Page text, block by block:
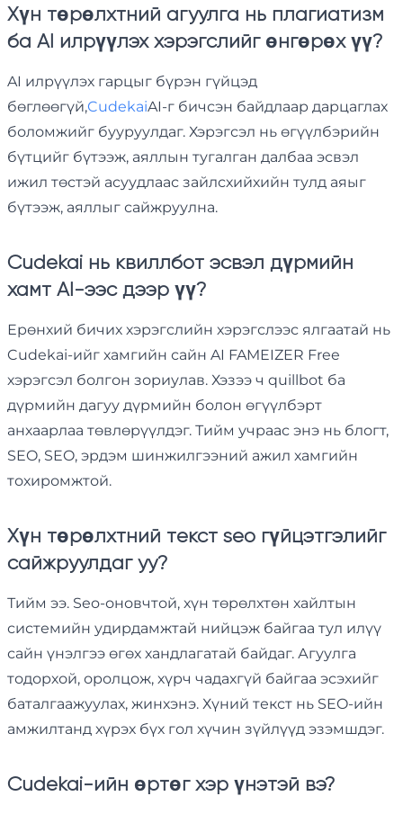
Хүн төрөлхтний агуулга нь плагиатизм
ба AI илрүүлэх хэрэгслийг өнгөрөх үү?
AI илрүүлэх гарцыг бүрэн гүйцэд
бөглөөгүй,CudekaiAI-г бичсэн байдлаар дарцаглах
боломжийг бууруулдаг. Хэрэгсэл нь өгүүлбэрийн
бүтцийг бүтээж, аяллын тугалган далбаа эсвэл
ижил төстэй асуудлаас зайлсхийхийн тулд аяыг
бүтээж, аяллыг сайжруулна.
Cudekai нь квиллбот эсвэл дүрмийн
хамт AI-ээс дээр үү?
Ерөнхий бичих хэрэгслийн хэрэгслээс ялгаатай нь
Cudekai-ийг хамгийн сайн AI FAMEIZER Free
хэрэгсэл болгон зориулав. Хэзээ ч quillbot ба
дүрмийн дагуу дүрмийн болон өгүүлбэрт
анхаарлаа төвлөрүүлдэг. Тийм учраас энэ нь блогт,
SEO, SEO, эрдэм шинжилгээний ажил хамгийн
тохиромжтой.
Хүн төрөлхтний текст seo гүйцэтгэлийг
сайжруулдаг уу?
Тийм ээ. Seo-оновчтой, хүн төрөлхтөн хайлтын
системийн удирдамжтай нийцэж байгаа тул илүү
сайн үнэлгээ өгөх хандлагатай байдаг. Агуулга
тодорхой, оролцож, хүрч чадахгүй байгаа эсэхийг
баталгаажуулах, жинхэнэ. Хүний текст нь SEO-ийн
амжилтанд хүрэх бүх гол хүчин зүйлүүд эзэмшдэг.
Cudekai-ийн өртөг хэр үнэтэй вэ?